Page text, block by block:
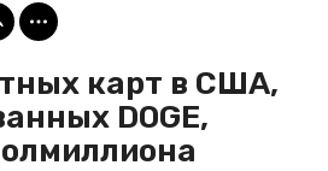
карт в США,
DOGE,